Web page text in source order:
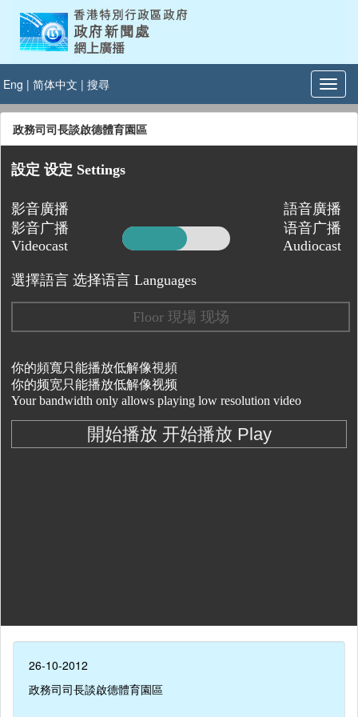
Eng | 简体中文 | 搜尋
政務司司長談啟德體育園區
26-10-2012
政務司司長談啟德體育園區